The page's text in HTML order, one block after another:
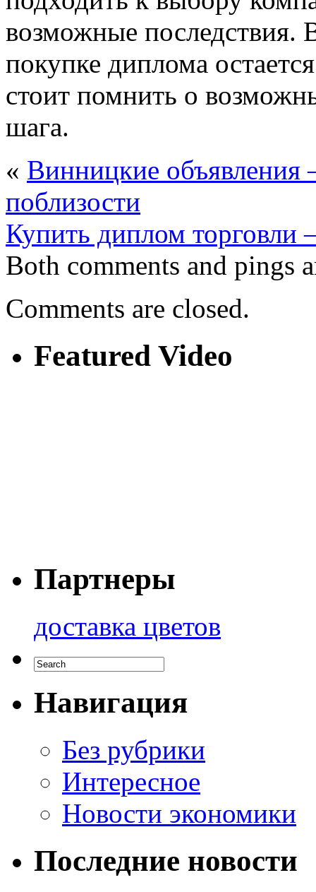
возможные последствия.
покупке диплома
стоит помнить о
шага.
« Винницкие объявления
поблизости
Купить диплом
Both comments and pings
Comments are closed.
Featured Video
Партнеры
доставка цветов
Навигация
Без рубрики
Интересное
Новости экономики
Последние новости